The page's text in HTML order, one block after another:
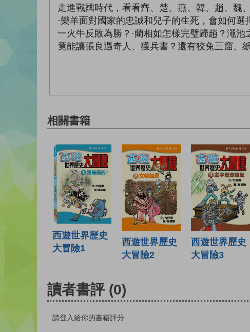
走進戰國時代，看看齊、楚、燕、韓、趙、魏
·樂羊面對國家的忠誠和兒子的生死，會如何
一火牛反敗為勝？·藺相如怎樣完璧歸趙？澠
竟能讓張良遇奇人、獲兵書？還有狡兔三窟、
相關書籍
西遊世界歷史
大冒險1
西遊世界歷史
大冒險2
西遊世界歷史
大冒險3
讀者書評 (0)
請登入給你的書籍評分